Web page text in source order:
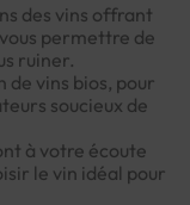
des vins offrant
permettre de
ruiner.
de vins bios, pour
soucieux de
à votre écoute
le vin idéal pour